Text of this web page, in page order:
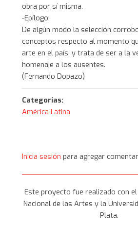
obra por sí misma.
-Epílogo:
De algún modo la selección
conceptos respecto al momento
arte en el país, y trata de ser a la
homenaje a los ausentes.
(Fernando Dopazo)
Categorías:
América Latina
Inicia sesión para agregar
Este proyecto fue realizado con
Nacional de las Artes y la
Plata.